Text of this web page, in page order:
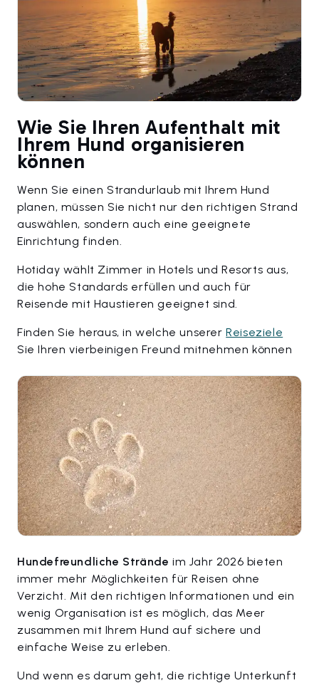
Wie Sie Ihren Aufenthalt mit
Ihrem Hund organisieren
können
Wenn Sie einen Strandurlaub mit Ihrem Hund
planen, müssen Sie nicht nur den richtigen Strand
auswählen, sondern auch eine geeignete
Einrichtung finden.
Hotiday wählt Zimmer in Hotels und Resorts aus,
die hohe Standards erfüllen und auch für
Reisende mit Haustieren geeignet sind.
Finden Sie heraus, in welche unsererReiseziele
Sie Ihren vierbeinigen Freund mitnehmen können
Hundefreundliche Strände im Jahr 2026 bieten
immer mehr Möglichkeiten für Reisen ohne
Verzicht. Mit den richtigen Informationen und ein
wenig Organisation ist es möglich, das Meer
zusammen mit Ihrem Hund auf sichere und
einfache Weise zu erleben.
Und wenn es darum geht, die richtige Unterkunft